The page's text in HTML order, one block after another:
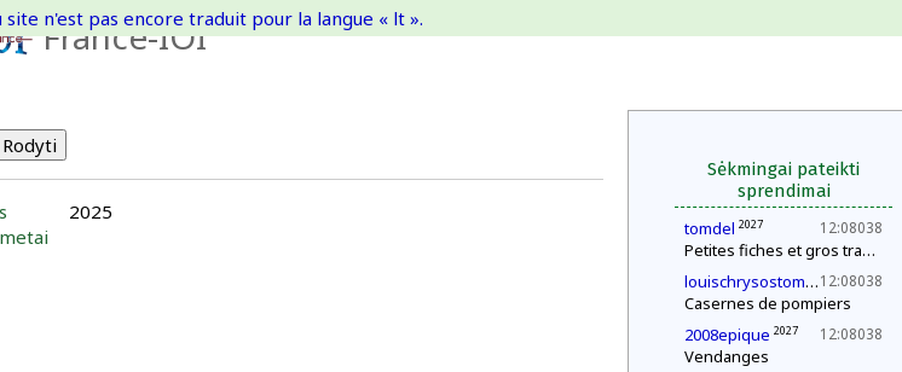
France-IOI
n'est pas encore traduit pour la langue « lt ».
Sėkmingai pateikti
sprendimai
12:08038
tomdel 2027
Petites fiches et gros travail
12:08038
louischrysostomelegueult 2027
Casernes de pompiers
12:08038
2008epique 2027
Vendanges
2025